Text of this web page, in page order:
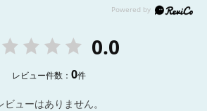
0.0
レビュー件数：0件
ビューはありません。